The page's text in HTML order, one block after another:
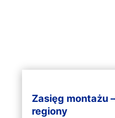
Zasięg montażu
regiony